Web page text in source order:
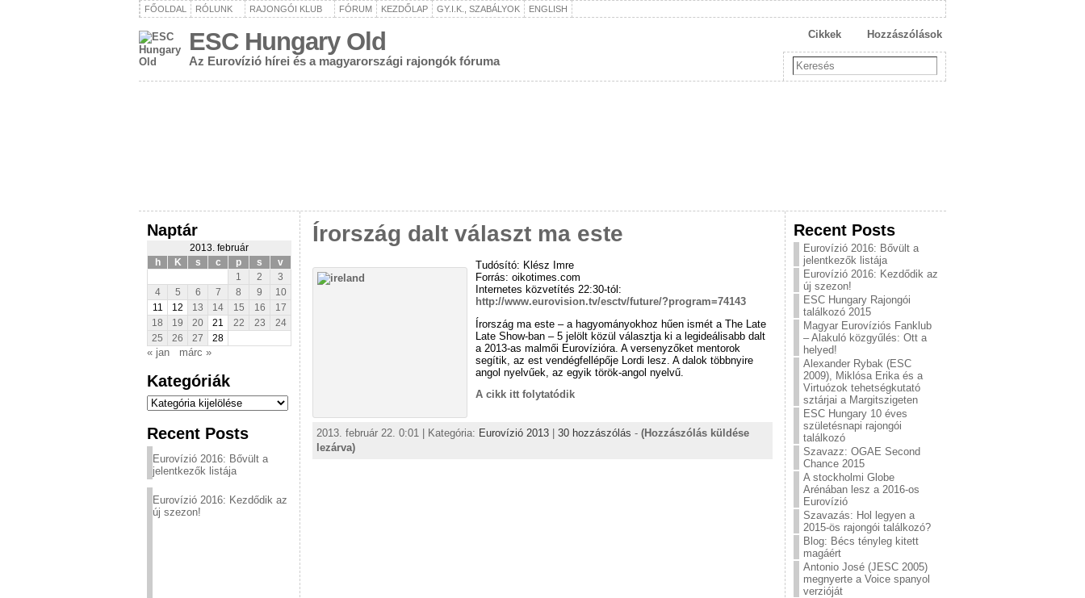
FŐOLDAL RÓLUNK RAJONGÓI KLUB FÓRUM KEZDŐLAP GY.I.K., SZABÁLYOK ENGLISH
ESC Hungary Old
Az Eurovízió hírei és a magyarországi rajongók fóruma
Hozzászólások
Cikkek
Naptár
2013. február
h
K s c p s
v
1
2
3
4
5 6 7 8 9
10
11
12 13 14 15 16
17
18
19 20 21 22 23
24
25
26 27 28
« jan márc »
Kategóriák
Kategóriák
Recent Posts
Eurovízió 2016: Bővült a
jelentkezők listája
Eurovízió 2016: Kezdődik az
új szezon!
Írország dalt választ ma este
Tudósító: Klész Imre
Forrás: oikotimes.com
Internetes közvetítés 22:30-tól:
http://www.eurovision.tv/esctv/future/?program=74143
Írország ma este – a hagyományokhoz hűen ismét a The Late
Late Show-ban – 5 jelölt közül választja ki a legideálisabb dalt
a 2013-as malmői Eurovízióra. A versenyzőket mentorok
segítik, az est vendégfellépője Lordi lesz. A dalok többnyire
angol nyelvűek, az egyik török-angol nyelvű.
A cikk itt folytatódik
2013. február 22. 0:01 | Kategória: Eurovízió 2013 30 hozzászólás - (Hozzászólás küldése
lezárva)
Recent Posts
Eurovízió 2016: Bővült a
jelentkezők listája
Eurovízió 2016: Kezdődik az
új szezon!
ESC Hungary Rajongói
találkozó 2015
Magyar Eurovíziós Fanklub
– Alakuló közgyűlés: Ott a
helyed!
Alexander Rybak (ESC
2009), Miklósa Erika és a
Virtuózok tehetségkutató
sztárjai a Margitszigeten
ESC Hungary 10 éves
születésnapi rajongói
találkozó
Szavazz: OGAE Second
Chance 2015
A stockholmi Globe
Arénában lesz a 2016-os
Eurovízió
Szavazás: Hol legyen a
2015-ös rajongói találkozó?
Blog: Bécs tényleg kitett
magáért
Antonio José (JESC 2005)
megnyerte a Voice spanyol
verzióját